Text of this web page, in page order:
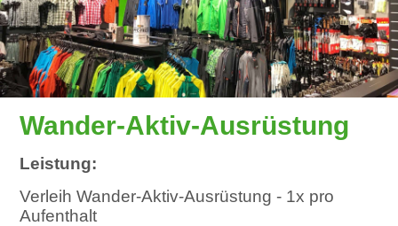
Wander-Aktiv-Ausrüstung
Leistung:
Verleih Wander-Aktiv-Ausrüstung - 1x pro
Aufenthalt